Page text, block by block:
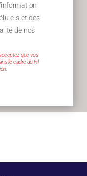
et des
de nos
que vos
le cadre du Fil